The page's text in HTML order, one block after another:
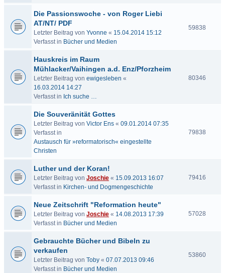
Die Passionswoche - von Roger Liebi
AT/NT/ PDF
Letzter Beitrag von Yvonne « 15.04.2014 15:12
Verfasst in Bücher und Medien
59838
Hauskreis im Raum
Mühlacker/Vaihingen a.d. Enz/Pforzheim
Letzter Beitrag von ewigesleben «
16.03.2014 14:27
Verfasst in Ich suche …
80346
Die Souveränität Gottes
Letzter Beitrag von Victor Ens « 09.01.2014 07:35
Verfasst in
Austausch für »reformatorisch« eingestellte
Christen
79838
Luther und der Koran!
Letzter Beitrag von Joschie « 15.09.2013 16:07
Verfasst in Kirchen- und Dogmengeschichte
79416
Neue Zeitschrift "Reformation heute"
Letzter Beitrag von Joschie « 14.08.2013 17:39
Verfasst in Bücher und Medien
57028
Gebrauchte Bücher und Bibeln zu
verkaufen
Letzter Beitrag von Toby « 07.07.2013 09:46
Verfasst in Bücher und Medien
53860